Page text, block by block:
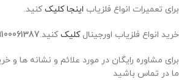
برای تعمیرات انواع فلزیاب اینجا کلیککنید.
خرید انواع فلزیاب اورجینالکلیککنید.
برای مشاوره رایگان در مورد علائم و نشانه ها و
ما در تماس باشید